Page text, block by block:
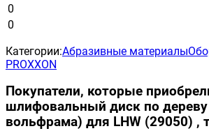
0
0
Категории:Абразивные материалы
PROXXON
Покупатели, которые
шлифовальный диск по
вольфрама) для LHW (29050) ,